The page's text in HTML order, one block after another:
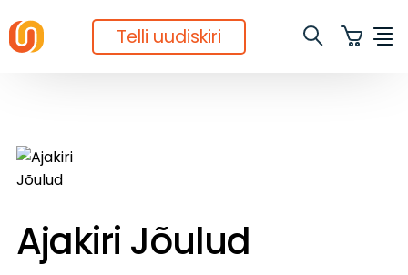
Telli uudiskiri
Ajakiri Jõulud